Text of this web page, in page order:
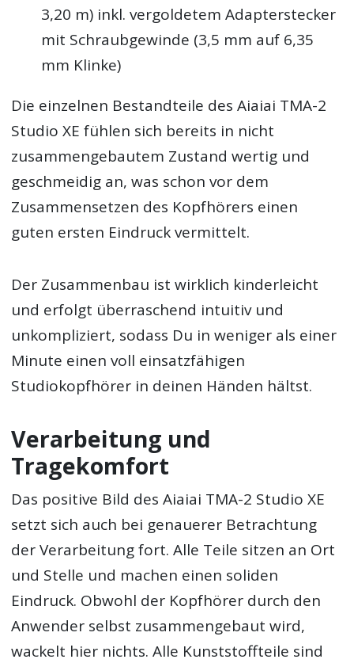
3,20 m) inkl. vergoldetem Adapterstecker
mit Schraubgewinde (3,5 mm auf 6,35
mm Klinke)
Die einzelnen Bestandteile des Aiaiai TMA-2
Studio XE fühlen sich bereits in nicht
zusammengebautem Zustand wertig und
geschmeidig an, was schon vor dem
Zusammensetzen des Kopfhörers einen
guten ersten Eindruck vermittelt.
Der Zusammenbau ist wirklich kinderleicht
und erfolgt überraschend intuitiv und
unkompliziert, sodass Du in weniger als einer
Minute einen voll einsatzfähigen
Studiokopfhörer in deinen Händen hältst.
Verarbeitung und
Tragekomfort
Das positive Bild des Aiaiai TMA-2 Studio XE
setzt sich auch bei genauerer Betrachtung
der Verarbeitung fort. Alle Teile sitzen an Ort
und Stelle und machen einen soliden
Eindruck. Obwohl der Kopfhörer durch den
Anwender selbst zusammengebaut wird,
wackelt hier nichts. Alle Kunststoffteile sind